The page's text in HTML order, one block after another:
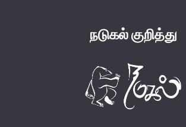
நடுகல் குறித்து